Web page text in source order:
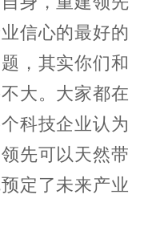
信心的最好的
，其实你们和
大。大家都在
科技企业认为
先可以天然带
定了未来产业